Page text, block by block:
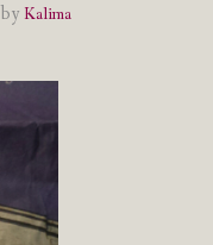
by Kalima